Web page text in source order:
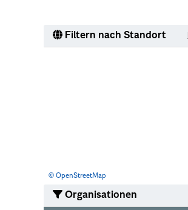
Filtern nach Standort
© OpenStreetMap
Organisationen